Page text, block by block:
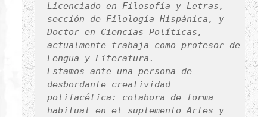
Licenciado en Filosofía y Letras,
sección de Filología Hispánica, y
Doctor en Ciencias Políticas,
actualmente trabaja como profesor de
Lengua y Literatura.
Estamos ante una persona de
desbordante creatividad
polifacética: colabora de forma
habitual en el suplementoArtes y